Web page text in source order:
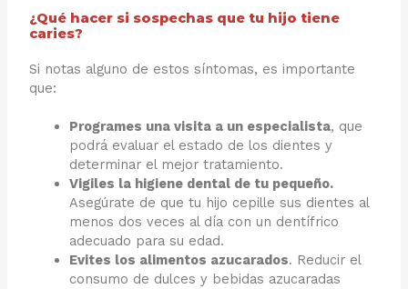
¿Qué hacer si sospechas que tu hijo tiene
caries?
Si notas alguno de estos síntomas, es importante
que:
Programes una visita a un especialista, que
podrá evaluar el estado de los dientes y
determinar el mejor tratamiento.
Vigiles la higiene dental de tu pequeño.
Asegúrate de que tu hijo cepille sus dientes al
menos dos veces al día con un dentífrico
adecuado para su edad.
Evites los alimentos azucarados. Reducir el
consumo de dulces y bebidas azucaradas